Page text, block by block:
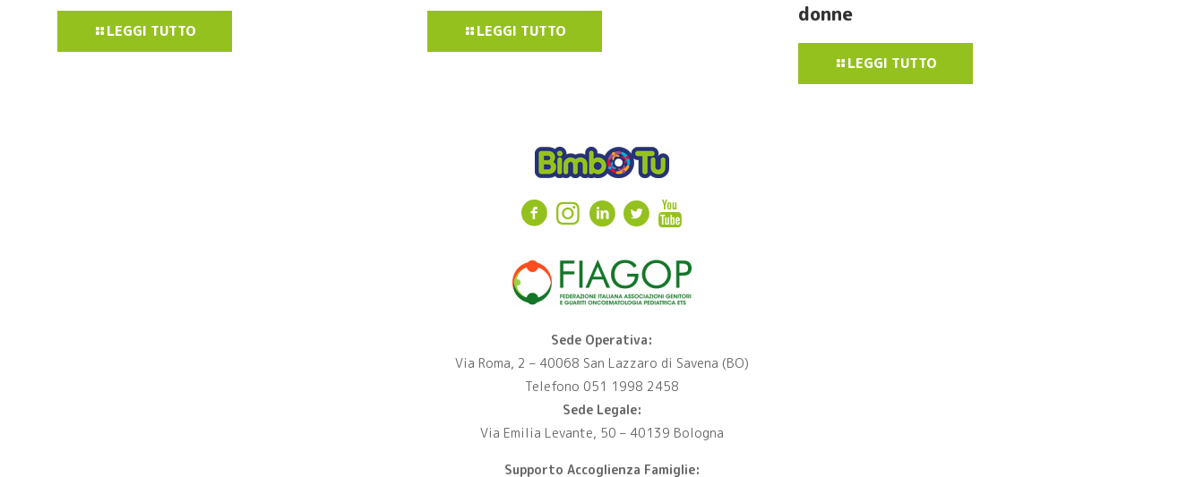
LEGGI TUTTO LEGGI TUTTO
donne
LEGGI TUTTO
Sede Operativa:
Via Roma, 2 – 40068 San Lazzaro di Savena (BO)
Telefono 051 1998 2458
Sede Legale:
Via Emilia Levante, 50 – 40139 Bologna
Supporto Accoglienza Famiglie: